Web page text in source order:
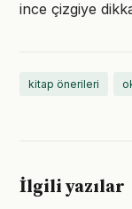
ince çizgiye
kitap önerileri
İlgili yazılar